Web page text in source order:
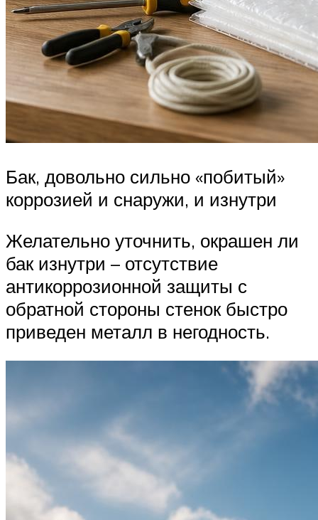
Бак, довольно сильно «побитый»
коррозией и снаружи, и изнутри
Желательно уточнить, окрашен ли
бак изнутри – отсутствие
антикоррозионной защиты с
обратной стороны стенок быстро
приведен металл в негодность.